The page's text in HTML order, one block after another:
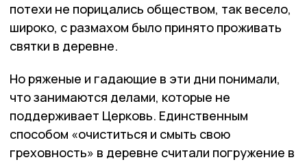
потехи не порицались обществом, так весело,
широко, с размахом было принято проживать
святки в деревне.
Но ряженые и гадающие в эти дни понимали,
что занимаются делами, которые не
поддерживает Церковь. Единственным
способом «очиститься и смыть свою
греховность» в деревне считали погружение в